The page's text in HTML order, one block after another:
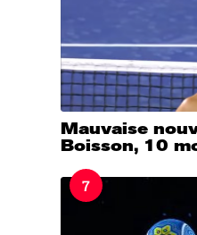
Mauvaise
Boisson, 10
7